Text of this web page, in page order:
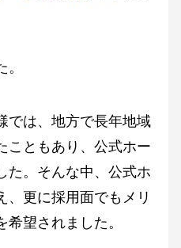
では、地方で長年地域
こともあり、公式ホー
た。そんな中、公式ホ
、更に採用面でもメリ
希望されました。